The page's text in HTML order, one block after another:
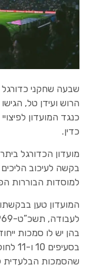
format_underlined הוסף קו תחתון
סמן קישורים
שבעה שחקני כדורגל
הרוש ועידן טל,
כנגד המועדון
כדין.
מועדון הכדורגל
בקשה לעיכוב
למוסדות הבוררות
בהן יש לו סמכות
שהסמכות הבלעדית